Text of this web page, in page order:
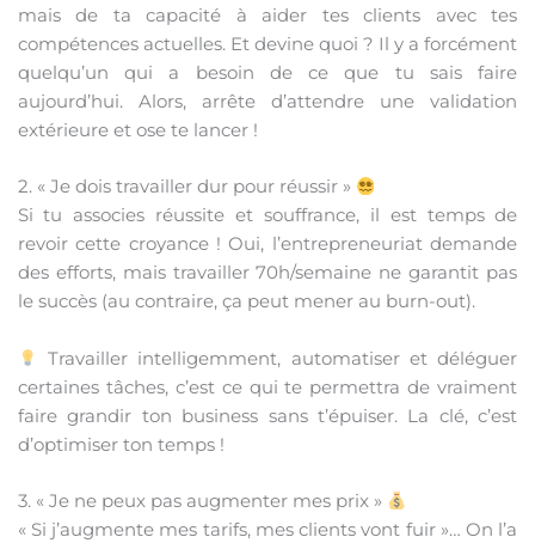
mais de ta capacité à aider tes clients avec tes
compétences actuelles. Et devine quoi ? Il y a forcément
quelqu’un qui a besoin de ce que tu sais faire
aujourd’hui. Alors, arrête d’attendre une validation
extérieure et ose te lancer !
2. « Je dois travailler dur pour réussir »
Si tu associes réussite et souffrance, il est temps de
revoir cette croyance ! Oui, l’entrepreneuriat demande
des efforts, mais travailler 70h/semaine ne garantit pas
le succès (au contraire, ça peut mener au burn-out).
Travailler intelligemment, automatiser et déléguer
certaines tâches, c’est ce qui te permettra de vraiment
faire grandir ton business sans t’épuiser. La clé, c’est
d’optimiser ton temps !
3. « Je ne peux pas augmenter mes prix »
« Si j’augmente mes tarifs, mes clients vont fuir »… On l’a